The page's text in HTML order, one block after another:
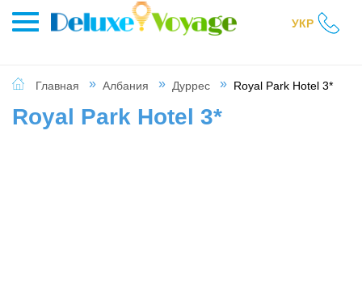
УКР
Главная Албания Дуррес Royal Park Hotel 3*
Royal Park Hotel 3*